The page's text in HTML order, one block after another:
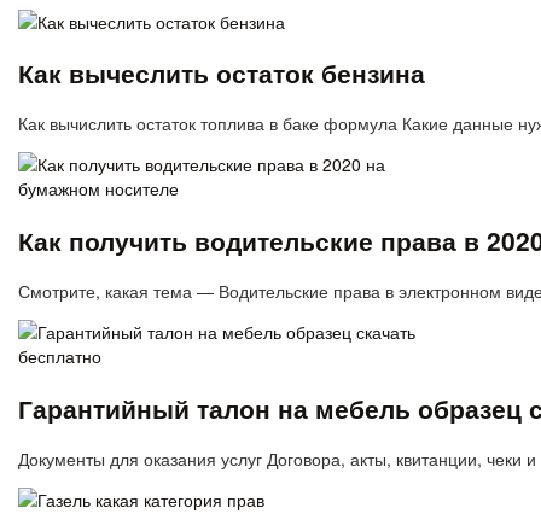
Как вычеслить остаток бензина
Как вычислить остаток топлива в баке формула Какие данные
Как получить водительские права в
Смотрите, какая тема — Водительские права в электронном
Гарантийный талон на мебель образец
Документы для оказания услуг Договора, акты, квитанции,